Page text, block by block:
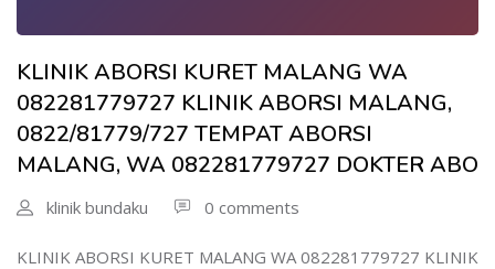
KLINIK ABORSI KURET MALANG WA
082281779727 KLINIK ABORSI MALANG,
0822/81779/727 TEMPAT ABORSI
MALANG, WA 082281779727 DOKTER ABO
klinik bundaku 0 comments
KLINIK ABORSI KURET MALANG WA 082281779727 KLINIK